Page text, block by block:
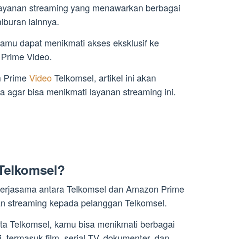
streaming yang menawarkan berbagai
lainnya.
dapat menikmati akses eksklusif ke
Video.
PrimeVideo Telkomsel, artikel ini akan
agar bisa menikmati layanan streaming ini.
antara Telkomsel dan Amazon Prime
streaming kepada pelanggan Telkomsel.
Telkomsel, kamu bisa menikmati berbagai